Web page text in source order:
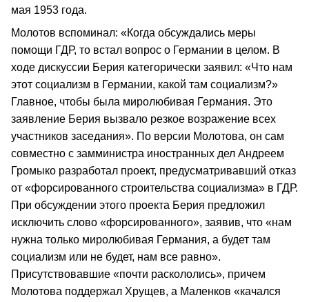
мая 1953 года.
Молотов вспоминал: «Когда обсуждались меры
помощи ГДР, то встал вопрос о Германии в целом. В
ходе дискуссии Берия категорически заявил: «Что нам
этот социализм в Германии, какой там социализм?»
Главное, чтобы была миролюбивая Германия. Это
заявление Берия вызвало резкое возражение всех
участников заседания». По версии Молотова, он сам
совместно с замминистра иностранных дел Андреем
Громыко разработал проект, предусматривавший отказ
от «форсированного строительства социализма» в ГДР.
При обсуждении этого проекта Берия предложил
исключить слово «форсированного», заявив, что «нам
нужна только миролюбивая Германия, а будет там
социализм или не будет, нам все равно».
Присутствовавшие «почти раскололись», причем
Молотова поддержал Хрущев, а Маленков «качался